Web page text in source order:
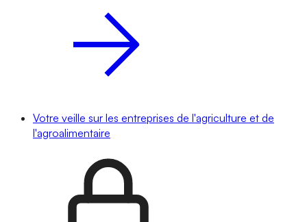
Votre veille sur les entreprises de l'agriculture et de
l'agroalimentaire